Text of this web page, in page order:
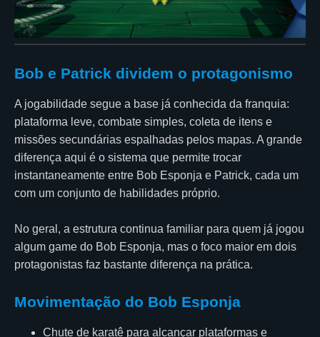
Bob e Patrick dividem o protagonismo
A jogabilidade segue a base já conhecida da franquia:
plataforma leve, combate simples, coleta de itens e
missões secundárias espalhadas pelos mapas. A grande
diferença aqui é o sistema que permite trocar
instantaneamente entre Bob Esponja e Patrick, cada um
com um conjunto de habilidades próprio.
No geral, a estrutura continua familiar para quem já jogou
algum game do Bob Esponja, mas o foco maior em dois
protagonistas faz bastante diferença na prática.
Movimentação do Bob Esponja
Chute de karatê para alcançar plataformas e